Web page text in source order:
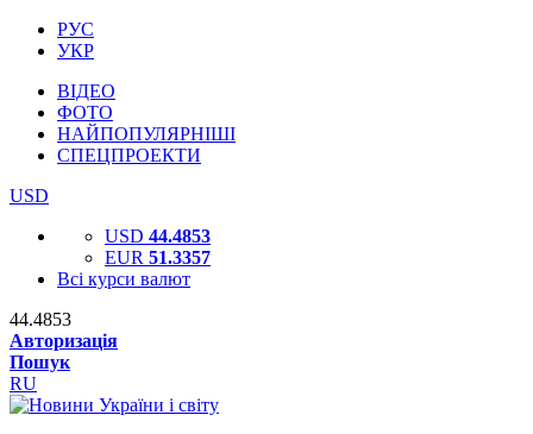
РУС
УКР
ВІДЕО
ФОТО
НАЙПОПУЛЯРНІШІ
СПЕЦПРОЕКТИ
USD
USD 44.4853
EUR 51.3357
Всі курси валют
44.4853
Авторизація
Пошук
RU